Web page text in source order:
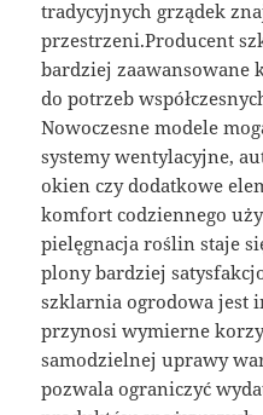
tradycyjnych grządek
przestrzeni.Producent
bardziej zaawansowane
do potrzeb
Nowoczesne modele
systemy wentylacyjne,
okien czy dodatkowe
komfort codziennego
pielęgnacja roślin staje
plony bardziej
szklarnia ogrodowa jest
przynosi wymierne
samodzielnej uprawy
pozwala ograniczyć